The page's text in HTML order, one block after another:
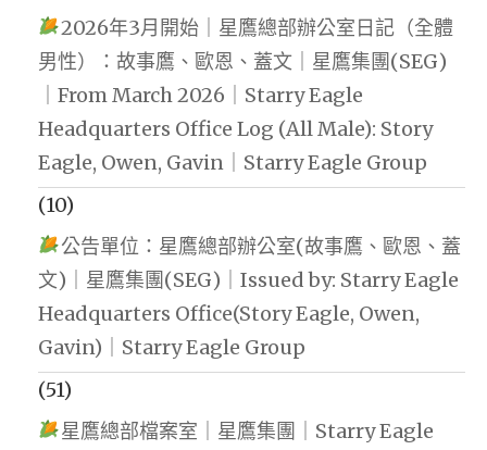
2026年3月開始｜星鷹總部辦公室日記（全體
男性）：故事鷹、歐恩、蓋文｜星鷹集團(SEG)
｜From March 2026｜Starry Eagle
Headquarters Office Log (All Male): Story
Eagle, Owen, Gavin｜Starry Eagle Group
(10)
公告單位：星鷹總部辦公室(故事鷹、歐恩、蓋
文)｜星鷹集團(SEG)｜Issued by: Starry Eagle
Headquarters Office(Story Eagle, Owen,
Gavin)｜Starry Eagle Group
(51)
星鷹總部檔案室｜星鷹集團｜Starry Eagle